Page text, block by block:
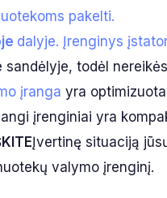
pakelti.
dalyje. Įrenginys
sandėlyje, todėl
įranga yra
įrenginiai yra
Įvertinę situaciją
valymo įrenginį.